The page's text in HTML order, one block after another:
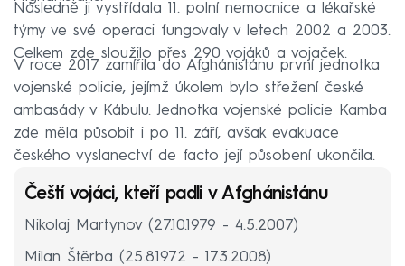
Následně ji vystřídala 11. polní nemocnice a lékařské
týmy ve své operaci fungovaly v letech 2002 a 2003.
Celkem zde sloužilo přes 290 vojáků a vojaček.
V roce 2017 zamířila do Afghánistánu první jednotka
vojenské policie, jejímž úkolem bylo střežení české
ambasády v Kábulu. Jednotka vojenské policie Kamba
zde měla působit i po 11. září, avšak evakuace
českého vyslanectví de facto její působení ukončila.
Čeští vojáci, kteří padli v Afghánistánu
Nikolaj Martynov (27.10.1979 - 4.5.2007)
Milan Štěrba (25.8.1972 - 17.3.2008)